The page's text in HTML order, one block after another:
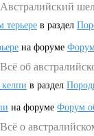
терьере в раздел
на форуме
об
келпи в раздел
на форуме Форум
о